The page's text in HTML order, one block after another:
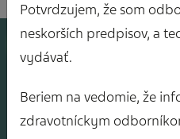
AJOVY
Potvrdzujem, že som
neskorších predpisov, a
vydávať.
Beriem na vedomie, že
zdravotníckym